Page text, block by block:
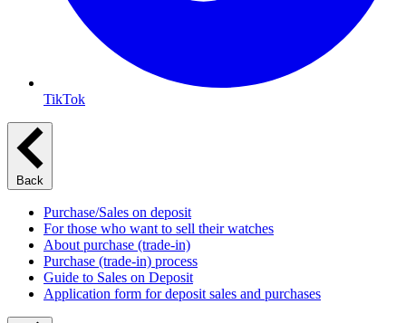
TikTok
Back
Purchase/Sales on deposit
For those who want to sell their watches
About purchase (trade-in)
Purchase (trade-in) process
Guide to Sales on Deposit
Application form for deposit sales and purchases